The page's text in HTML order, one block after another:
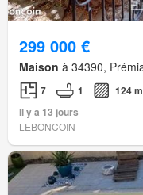
299 000 €
Maison à 34390,
7 1
124
Il y a 13 jours
LEBONCOIN